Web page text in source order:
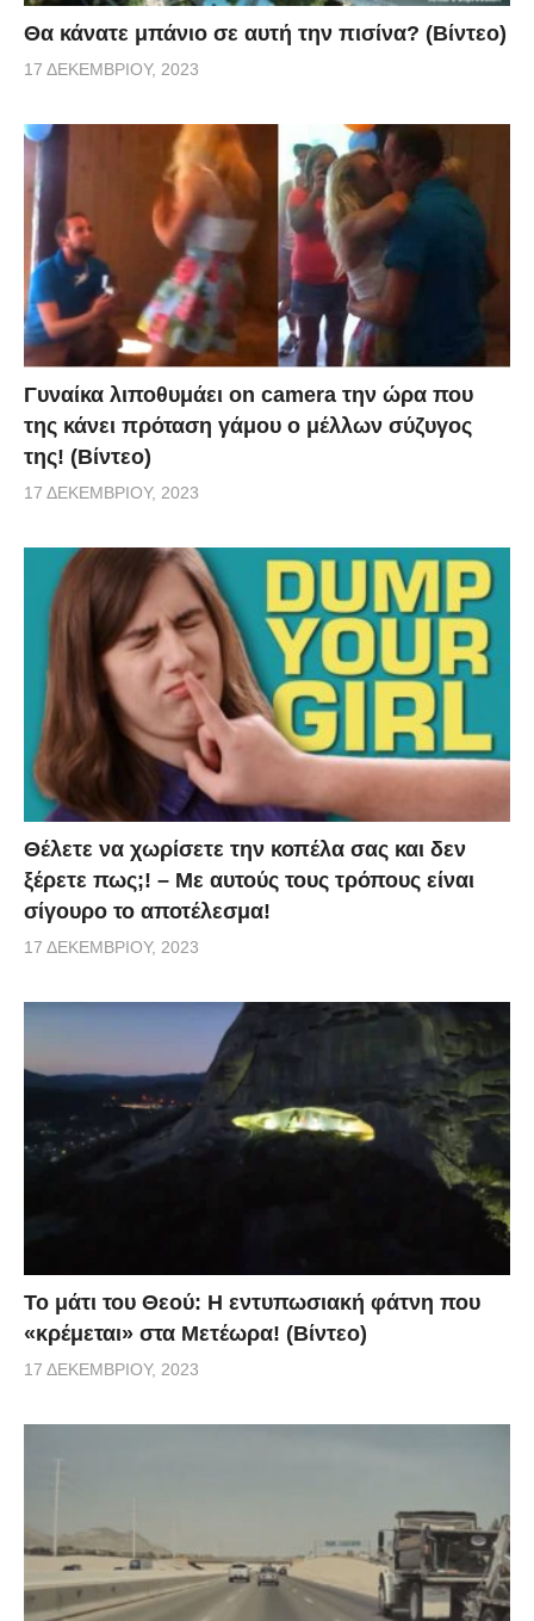
Θα κάνατε μπάνιο σε αυτή την πισίνα? (Βίντεο)
17 ΔΕΚΕΜΒΡΊΟΥ, 2023
Γυναίκα λιποθυμάει on camera την ώρα που
της κάνει πρόταση γάμου ο μέλλων σύζυγος
της! (Βίντεο)
17 ΔΕΚΕΜΒΡΊΟΥ, 2023
Θέλετε να χωρίσετε την κοπέλα σας και δεν
ξέρετε πως;! – Με αυτούς τους τρόπους είναι
σίγουρο το αποτέλεσμα!
17 ΔΕΚΕΜΒΡΊΟΥ, 2023
Το μάτι του Θεού: Η εντυπωσιακή φάτνη που
«κρέμεται» στα Μετέωρα! (Βίντεο)
17 ΔΕΚΕΜΒΡΊΟΥ, 2023